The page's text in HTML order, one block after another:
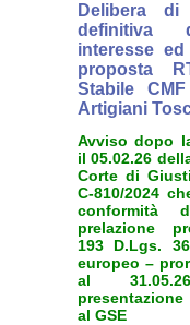
Delibera di
definitiva
interesse ed
proposta
Stabile
Artigiani
Avviso dopo
il 05.02.26
Corte di
C-810/2024
conformità
prelazione
193 D.Lgs.
europeo –
al
al GSE